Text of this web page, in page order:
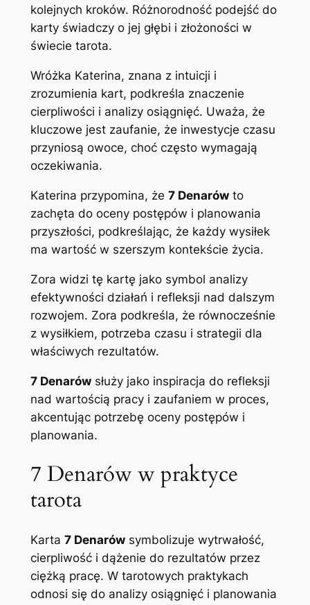
kolejnych kroków. Różnorodność podejść do
karty świadczy o jej głębi i złożoności w
świecie tarota.
Wróżka Katerina, znana z intuicji i
zrozumienia kart, podkreśla znaczenie
cierpliwości i analizy osiągnięć. Uważa, że
kluczowe jest zaufanie, że inwestycje czasu
przyniosą owoce, choć często wymagają
oczekiwania.
Katerina przypomina, że 7 Denarówto
zachęta do oceny postępów i planowania
przyszłości, podkreślając, że każdy wysiłek
ma wartość w szerszym kontekście życia.
Zora widzi tę kartę jako symbol analizy
efektywności działań i refleksji nad dalszym
rozwojem. Zora podkreśla, że równocześnie
z wysiłkiem, potrzeba czasu i strategii dla
właściwych rezultatów.
7 Denarówsłuży jako inspiracja do refleksji
nad wartością pracy i zaufaniem w proces,
akcentując potrzebę oceny postępów i
planowania.
7 Denarów w praktyce
tarota
Karta 7 Denarówsymbolizuje wytrwałość,
cierpliwość i dążenie do rezultatów przez
ciężką pracę. W tarotowych praktykach
odnosi się do analizy osiągnięć i planowania